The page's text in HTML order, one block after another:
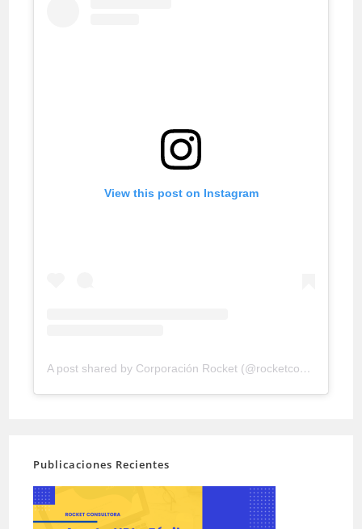
View this post on Instagram
A post shared by Corporación Rocket (@rocketconsultora)
Publicaciones Recientes